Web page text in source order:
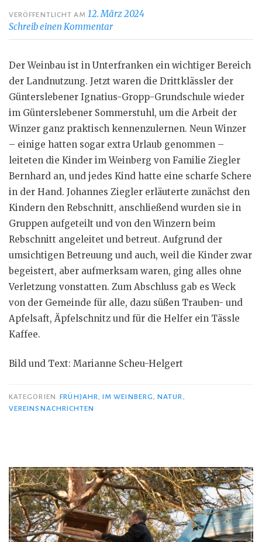
VERÖFFENTLICHT AM12. März 2024
Schreib einen Kommentar
Der Weinbau ist in Unterfranken ein wichtiger Bereich
der Landnutzung. Jetzt waren die Drittklässler der
Günterslebener Ignatius-Gropp-Grundschule wieder
im Günterslebener Sommerstuhl, um die Arbeit der
Winzer ganz praktisch kennenzulernen. Neun Winzer
– einige hatten sogar extra Urlaub genommen –
leiteten die Kinder im Weinberg von Familie Ziegler
Bernhard an, und jedes Kind hatte eine scharfe Schere
in der Hand. Johannes Ziegler erläuterte zunächst den
Kindern den Rebschnitt, anschließend wurden sie in
Gruppen aufgeteilt und von den Winzern beim
Rebschnitt angeleitet und betreut. Aufgrund der
umsichtigen Betreuung und auch, weil die Kinder zwar
begeistert, aber aufmerksam waren, ging alles ohne
Verletzung vonstatten. Zum Abschluss gab es Weck
von der Gemeinde für alle, dazu süßen Trauben- und
Apfelsaft, Äpfelschnitz und für die Helfer ein Tässle
Kaffee.
Bild und Text: Marianne Scheu-Helgert
KATEGORIEN FRÜHJAHR,IM WEINBERG,NATUR,
VEREINSNACHRICHTEN